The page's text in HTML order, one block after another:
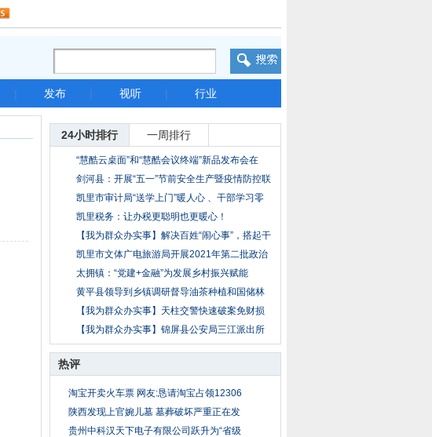
| 发布 | 视听 | 行业
24小时排行 一周排行
“慧酷云桌面”和“慧酷会议终端”新品发布会在
剑河县：开展“五一”节前安全生产暨疫情防控联
凯里市审计局“送学上门”暖人心 、干部学习零
凯里税务：让办税更聪明也更暖心！
【我为群众办实事】解决百姓“闹心事”，搭起干
凯里市文体广电旅游局开展2021年第二批政治
性有
太拥镇：“党建+金融”为发展乡村振兴赋能
黄平县领导到乡镇调研督导油茶种植和国储林
项目
【我为群众办实事】天柱交警快速破案免财损
丢失
【我为群众办实事】锦屏县公安局三江派出所
热评
淘宝开卖火车票 网友:恳请淘宝占领12306
陕西发现上官婉儿墓 墓葬破坏严重正在发
贵州中科汉天下电子有限公司跃升为“省级